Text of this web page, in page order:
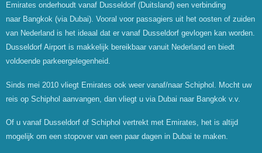
Emirates onderhoudt vanaf Dusseldorf (Duitsland) een verbinding
naar Bangkok (via Dubai). Vooral voor passagiers uit het oosten of zuiden
van Nederland is het ideaal dat er vanaf Dusseldorf gevlogen kan worden.
Dusseldorf Airport is makkelijk bereikbaar vanuit Nederland en biedt
voldoende parkeergelegenheid.
Sinds mei 2010 vliegt Emirates ook weer vanaf/naar Schiphol. Mocht uw
reis op Schiphol aanvangen, dan vliegt u via Dubai naar Bangkok v.v.
Of u vanaf Dusseldorf of Schiphol vertrekt met Emirates, het is altijd
mogelijk om een stopover van een paar dagen in Dubai te maken.